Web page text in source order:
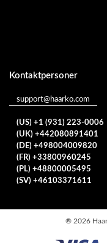
Kontaktpersoner
support@haarko.com
(US) +1 (931) 223-0006
(UK) +442080891401
(DE) +498004009820
(FR) +33800960245
(PL) +48800005495
(SV) +46103371611
® 2026